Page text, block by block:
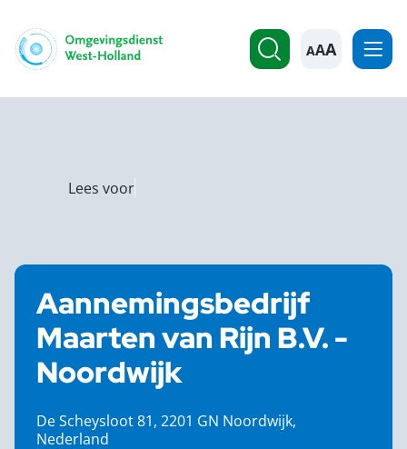
A
Lees voor
Aannemingsbedrijf
Maarten van Rijn B.V. -
Noordwijk
De Scheysloot 81, 2201 GN Noordwijk,
Nederland